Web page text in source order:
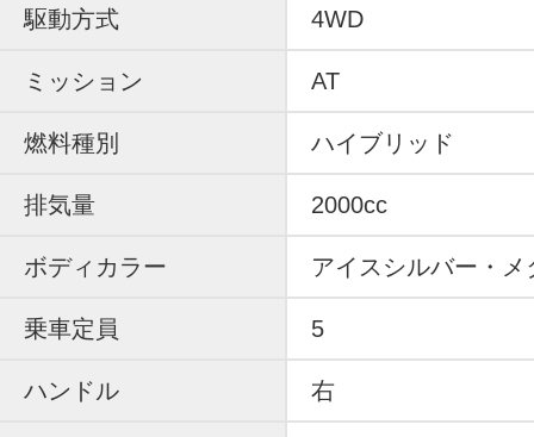
駆動方式 4WD
ミッション AT
燃料種別 ハイブリッド
排気量 2000cc
ボディカラー アイスシルバー・メ
乗車定員 5
ハンドル 右